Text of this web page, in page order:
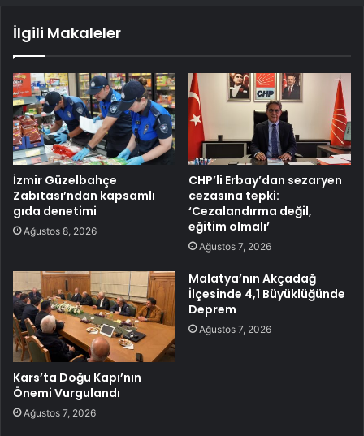
İlgili Makaleler
İzmir Güzelbahçe
Zabıtası’ndan kapsamlı
gıda denetimi
Ağustos 8, 2026
CHP’li Erbay’dan sezaryen
cezasına tepki:
‘Cezalandırma değil,
eğitim olmalı’
Ağustos 7, 2026
Kars’ta Doğu Kapı’nın
Önemi Vurgulandı
Ağustos 7, 2026
Malatya’nın Akçadağ
İlçesinde 4,1 Büyüklüğünde
Deprem
Ağustos 7, 2026